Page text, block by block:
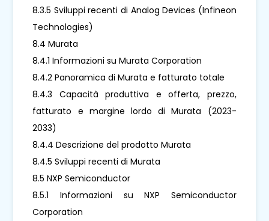
8.3.5 Sviluppi recenti di Analog Devices (Infineon
Technologies)
8.4 Murata
8.4.1 Informazioni su Murata Corporation
8.4.2 Panoramica di Murata e fatturato totale
8.4.3 Capacità produttiva e offerta, prezzo,
fatturato e margine lordo di Murata (2023-
2033)
8.4.4 Descrizione del prodotto Murata
8.4.5 Sviluppi recenti di Murata
8.5 NXP Semiconductor
8.5.1 Informazioni su NXP Semiconductor
Corporation